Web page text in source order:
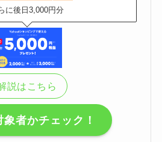
に後日3,000円分
説はこちら
象者かチェック！